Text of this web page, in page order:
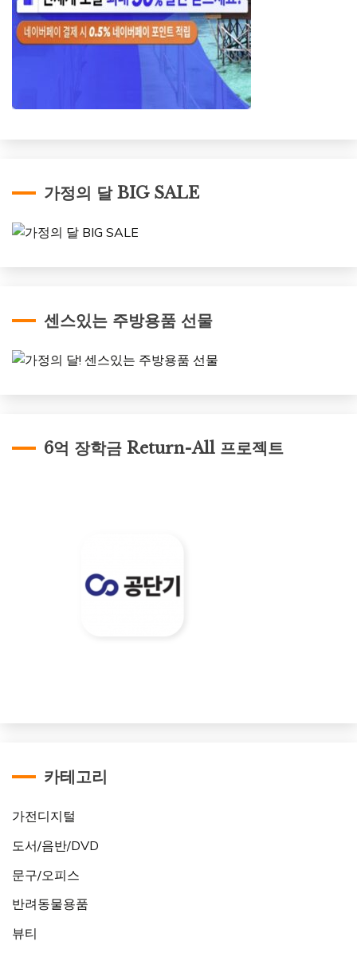
가정의 달 BIG SALE
센스있는 주방용품 선물
6억 장학금 Return-All 프로젝트
카테고리
가전디지털
도서/음반/DVD
문구/오피스
반려동물용품
뷰티